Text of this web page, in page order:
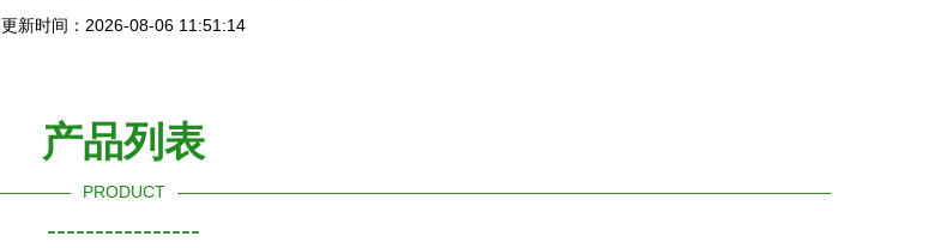
更新时间：2026-08-06 11:51:14
产品列表
PRODUCT
----------------